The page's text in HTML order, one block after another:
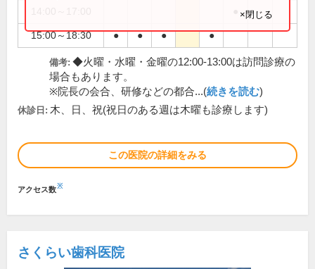
15:00～18:30 ● ● ● ●
×閉じる
備考: ◆火曜・水曜・金曜の12:00-13:00は訪問診療の
場合もあります。
※院長の会合、研修などの都合...(続きを読む)
休診日: 木、日、祝(祝日のある週は木曜も診療します)
この医院の詳細をみる
アクセス数※
さくらい歯科医院